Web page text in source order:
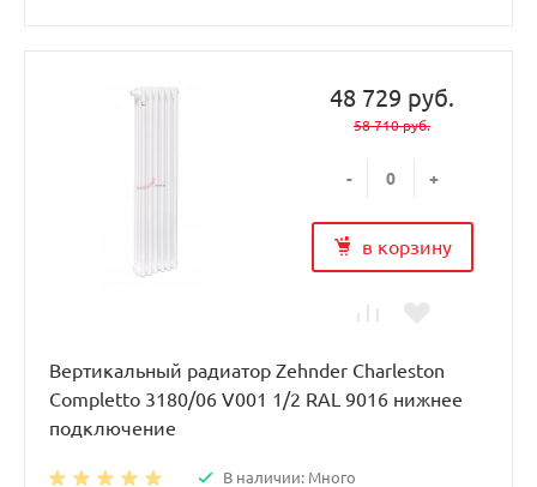
48 729 руб.
58 710 руб.
- +
в корзину
Вертикальный радиатор Zehnder Charleston
Completto 3180/06 V001 1/2 RAL 9016 нижнее
подключение
В наличии: Много